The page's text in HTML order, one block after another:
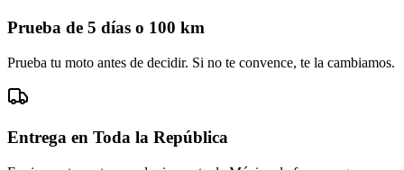
Prueba de 5 días o 100 km
Prueba tu moto antes de decidir. Si no te convence, te la cambiamos.
Entrega en Toda la República